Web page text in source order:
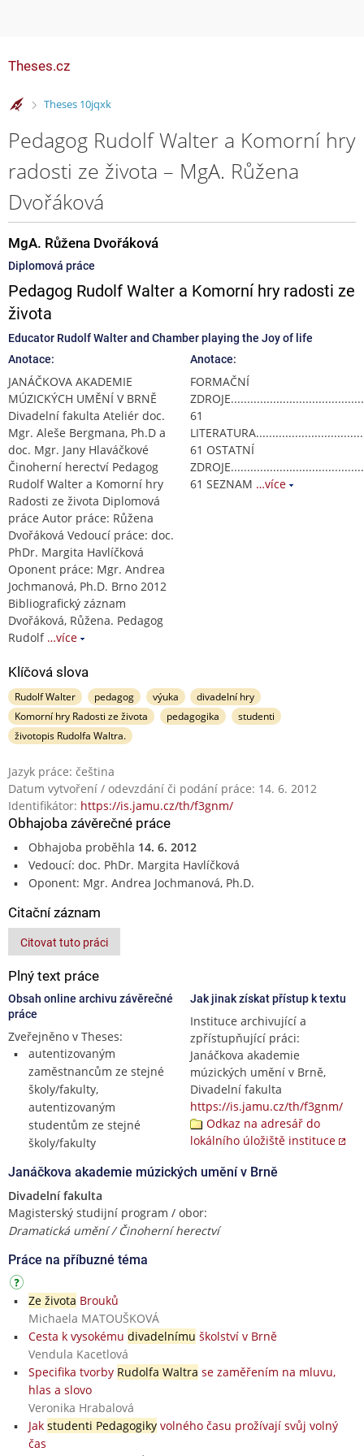
Theses.cz
>
Theses 10jqxk
Pedagog Rudolf Walter a Komorní hry
radosti ze života – MgA. Růžena
Dvořáková
MgA. Růžena Dvořáková
Diplomová práce
Pedagog Rudolf Walter a Komorní hry radosti ze
života
Educator Rudolf Walter and Chamber playing the Joy of life
Anotace:
JANÁČKOVA AKADEMIE
MÚZICKÝCH UMĚNÍ V BRNĚ
Divadelní fakulta Ateliér doc.
Mgr. Aleše Bergmana, Ph.D a
doc. Mgr. Jany Hlaváčkové
Činoherní herectví Pedagog
Rudolf Walter a Komorní hry
Radosti ze života Diplomová
práce Autor práce: Růžena
Dvořáková Vedoucí práce: doc.
PhDr. Margita Havlíčková
Oponent práce: Mgr. Andrea
Jochmanová, Ph.D. Brno 2012
Bibliografický záznam
Dvořáková, Růžena. Pedagog
Rudolf …více
Anotace:
FORMAČNÍ
61
61 OSTATNÍ
61 SEZNAM …více
Klíčová slova
Rudolf Walter pedagog výuka
divadelní hry
Komorní hry Radosti ze života
pedagogika
studenti
životopis Rudolfa Waltra.
Jazyk práce: čeština
Datum vytvoření / odevzdání či podání práce: 14. 6. 2012
Identifikátor: https://is.jamu.cz/th/f3gnm/
Obhajoba závěrečné práce
Obhajoba proběhla 14. 6. 2012
Vedoucí: doc. PhDr. Margita Havlíčková
Oponent: Mgr. Andrea Jochmanová, Ph.D.
Citační záznam
Citovat tuto práci
Plný text práce
Obsah online archivu závěrečné
práce
Zveřejněno v Theses:
autentizovaným
zaměstnancům ze stejné
školy/fakulty,
autentizovaným
studentům ze stejné
školy/fakulty
Jak jinak získat přístup k textu
Instituce archivující a
zpřístupňující práci:
Janáčkova akademie
múzických umění v Brně,
Divadelní fakulta
https://is.jamu.cz/th/f3gnm/
Odkaz na adresář do
lokálního úložiště instituce
Janáčkova akademie múzických umění v Brně
Divadelní fakulta
Magisterský studijní program / obor:
Dramatická umění / Činoherní herectví
Práce na příbuzné téma
Ze života Brouků
Michaela MATOUŠKOVÁ
Cesta k vysokému divadelnímu školství v Brně
Vendula Kacetlová
Specifika tvorby Rudolfa Waltra se zaměřením na mluvu,
hlas a slovo
Veronika Hrabalová
Jak studenti Pedagogikyvolného času prožívají svůj volný
čas